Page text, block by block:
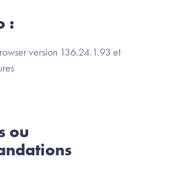
:
version 136.24.1.93 et
ou